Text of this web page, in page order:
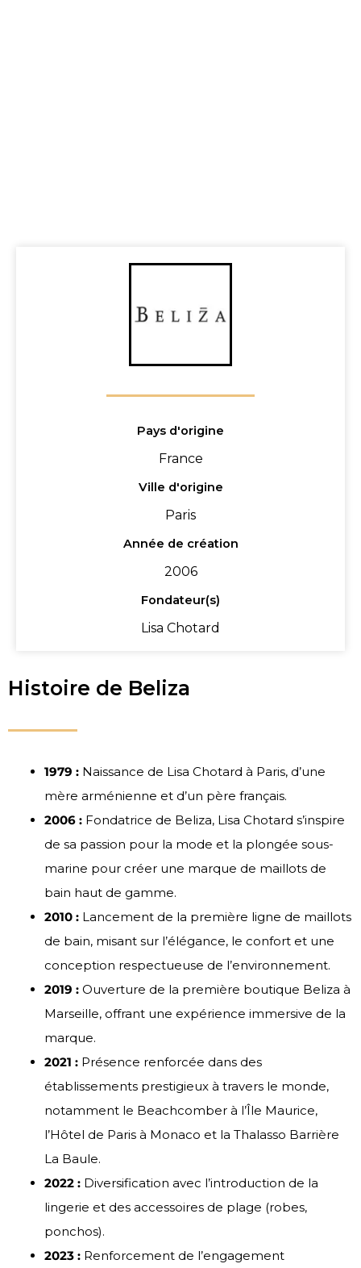
Pays d'origine
France
Ville d'origine
Paris
Année de création
2006
Fondateur(s)
Lisa Chotard
Histoire de Beliza
1979 : Naissance de Lisa Chotard à Paris, d’une
mère arménienne et d’un père français.
2006 : Fondatrice de Beliza, Lisa Chotard s’inspire
de sa passion pour la mode et la plongée sous-
marine pour créer une marque de maillots de
bain haut de gamme.
2010 : Lancement de la première ligne de maillots
de bain, misant sur l’élégance, le confort et une
conception respectueuse de l’environnement.
2019 : Ouverture de la première boutique Beliza à
Marseille, offrant une expérience immersive de la
marque.
2021 : Présence renforcée dans des
établissements prestigieux à travers le monde,
notamment le Beachcomber à l’Île Maurice,
l’Hôtel de Paris à Monaco et la Thalasso Barrière
La Baule.
2022 : Diversification avec l’introduction de la
lingerie et des accessoires de plage (robes,
ponchos).
2023 : Renforcement de l’engagement